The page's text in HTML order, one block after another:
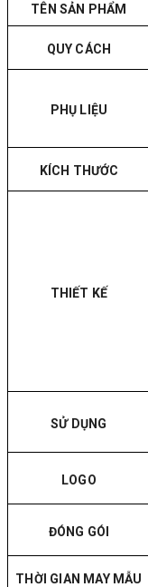
TÊN SẢN PHẨM
QUY CÁCH
PHỤ LIỆU
KÍCH THƯỚC
THIẾT KẾ
SỬ DỤNG
LOGO
ĐÓNG GÓI
THỜI GIAN MAY MẪU